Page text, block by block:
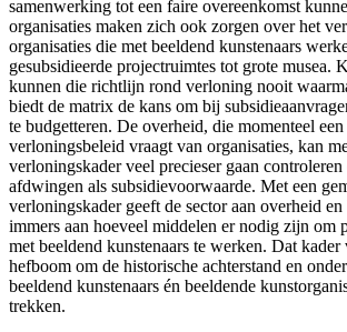
samenwerking tot een faire overeenkomst
organisaties maken zich ook zorgen over het
organisaties die met beeldend kunstenaars
gesubsidieerde projectruimtes tot grote musea.
kunnen die richtlijn rond verloning nooit
biedt de matrix de kans om bij
te budgetteren. De overheid, die momenteel
verloningsbeleid vraagt van organisaties, kan
verloningskader veel precieser gaan controleren
afdwingen als subsidievoorwaarde. Met een
verloningskader geeft de sector aan overheid en
immers aan hoeveel middelen er nodig zijn om
met beeldend kunstenaars te werken. Dat kader
hefboom om de historische achterstand en
beeldend kunstenaars én beeldende
trekken.